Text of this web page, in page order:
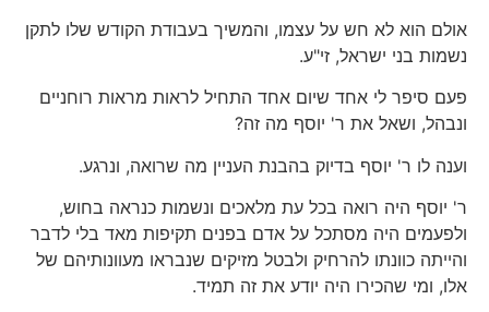
אולם הוא לא חש על עצמו, והמשיך בעבודת הקודש שלו לתקן
נשמות בני ישראל, זי"ע.
פעם סיפר לי אחד שיום אחד התחיל לראות מראות רוחניים
ונבהל, ושאל את ר' יוסף מה זה?
וענה לו ר' יוסף בדיוק בהבנת העניין מה שרואה, ונרגע.
ר' יוסף היה רואה בכל עת מלאכים ונשמות כנראה בחוש,
ולפעמים היה מסתכל על אדם בפנים תקיפות מאד בלי לדבר
והייתה כוונתו להרחיק ולבטל מזיקים שנבראו מעוונותיהם של
אלו, ומי שהכירו היה יודע את זה תמיד.